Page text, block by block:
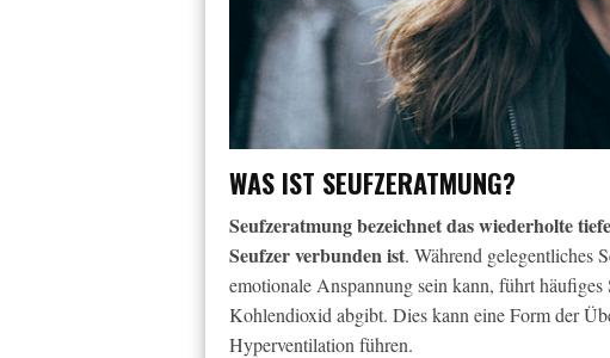
WAS IST SEUFZERATMUNG?
Seufzeratmung bezeichnet das wiederholte
Seufzer verbunden ist. Während gelegentliches
emotionale Anspannung sein kann, führt
Kohlendioxid abgibt. Dies kann eine Form der
Hyperventilation führen.